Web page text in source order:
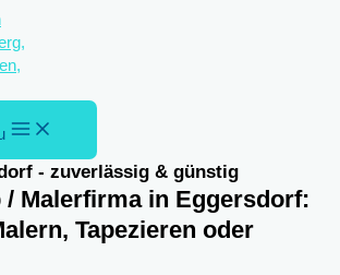
- zuverlässig & günstig
/ Malerfirma in Eggersdorf:
Tapezieren oder